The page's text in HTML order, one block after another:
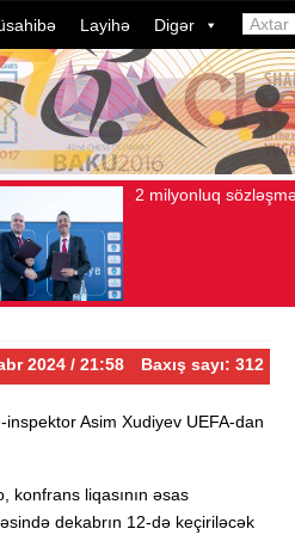
Layihə Digər
ildə
Avqust 04, 2026
2024 / 21:58 Baxış sayı: 312
Asim Xudiyev UEFA-dan
konfrans liqasının əsas
dekabrın 12-də keçiriləcək